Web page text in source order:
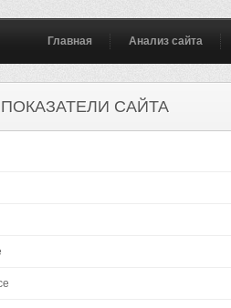
Главная Анализ сайта
САЙТА